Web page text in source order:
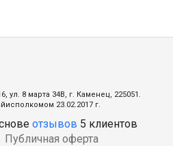
ул. 8 марта 34В, г. Каменец, 225051.
23.02.2017 г.
отзывов 5 клиентов
Публичная оферта